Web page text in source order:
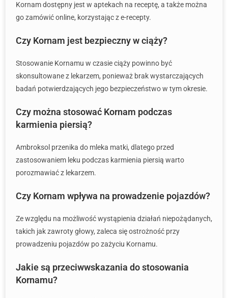
Kornam dostępny jest w aptekach na receptę, a także można
go zamówić online, korzystając z e-recepty.
Czy Kornam jest bezpieczny w ciąży?
Stosowanie Kornamu w czasie ciąży powinno być
skonsultowane z lekarzem, ponieważ brak wystarczających
badań potwierdzających jego bezpieczeństwo w tym okresie.
Czy można stosować Kornam podczas
karmienia piersią?
Ambroksol przenika do mleka matki, dlatego przed
zastosowaniem leku podczas karmienia piersią warto
porozmawiać z lekarzem.
Czy Kornam wpływa na prowadzenie pojazdów?
Ze względu na możliwość wystąpienia działań niepożądanych,
takich jak zawroty głowy, zaleca się ostrożność przy
prowadzeniu pojazdów po zażyciu Kornamu.
Jakie są przeciwwskazania do stosowania
Kornamu?